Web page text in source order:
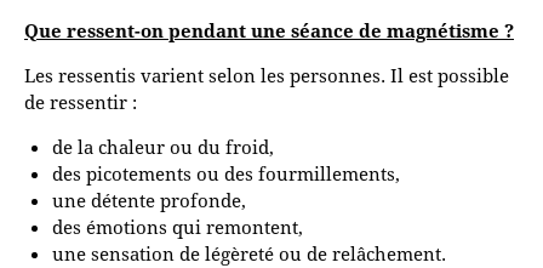
Que ressent-on pendant une séance de magnétisme ?
Les ressentis varient selon les personnes. Il est possible
de ressentir :
de la chaleur ou du froid,
des picotements ou des fourmillements,
une détente profonde,
des émotions qui remontent,
une sensation de légèreté ou de relâchement.